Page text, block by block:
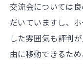
交流会については
だいていますし、
した雰囲気も評判
由に移動できるた